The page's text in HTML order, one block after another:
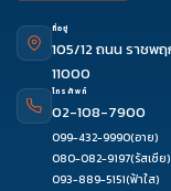
ที่อยู่
105/12 ถนน ราชพ
11000
โทรศัพท์
02-108-7900
099-432-9990(อาย)
080-082-9197(รัสเซีย)
093-889-5151(ฟ้าใส)